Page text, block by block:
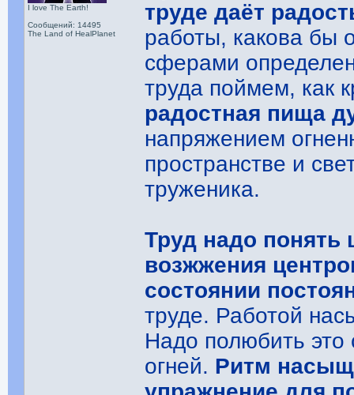
I love The Earth!
Сообщений: 14495
The Land of HealPlanet
труде даёт
работы, какова бы
сферами
труда поймем, как
радостная пища
напряжением
пространстве и
труженика.
Труд надо понять
возжжения
состоянии
труде. Работой
Надо полюбить это
огней. Ритм